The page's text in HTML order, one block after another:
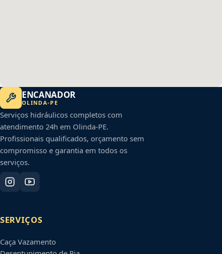
ENCANADOR
OLINDA-PE
Serviços hidráulicos completos com
atendimento 24h em Olinda-PE.
Profissionais qualificados, orçamento sem
compromisso e garantia em todos os
serviços.
SERVIÇOS
Caça Vazamento